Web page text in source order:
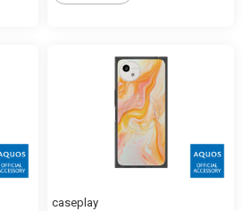
caseplay